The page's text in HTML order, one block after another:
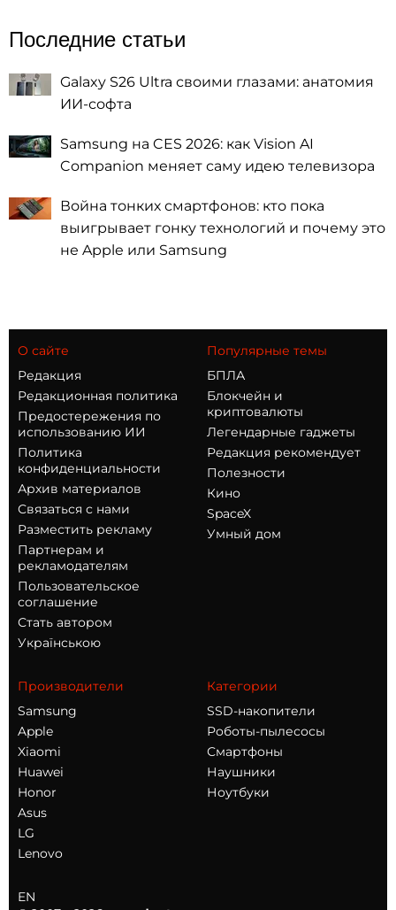
Последние статьи
Galaxy S26 Ultra своими глазами: анатомия
ИИ-софта
Samsung на CES 2026: как Vision AI
Companion меняет саму идею телевизора
Война тонких смартфонов: кто пока
выигрывает гонку технологий и почему это
не Apple или Samsung
О сайте
Редакция
Редакционная политика
Предостережения по
использованию ИИ
Политика
конфиденциальности
Архив материалов
Связаться с нами
Разместить рекламу
Партнерам и
рекламодателям
Пользовательское
соглашение
Стать автором
Українською
Популярные темы
БПЛА
Блокчейн и
криптовалюты
Легендарные гаджеты
Редакция рекомендует
Полезности
Кино
SpaceX
Умный дом
Производители
Samsung
Apple
Xiaomi
Huawei
Honor
Asus
LG
Lenovo
Категории
SSD-накопители
Роботы-пылесосы
Смартфоны
Наушники
Ноутбуки
EN